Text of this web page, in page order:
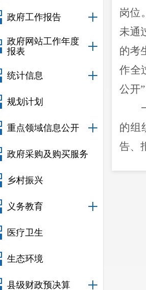
政府工作报告
政府网站工作年度
报表
统计信息
规划计划
重点领域信息公开
政府采购及购买服务
乡村振兴
义务教育
医疗卫生
生态环境
县级财政预决算
岗位
未通
的考
作全
公开”
的组
告、